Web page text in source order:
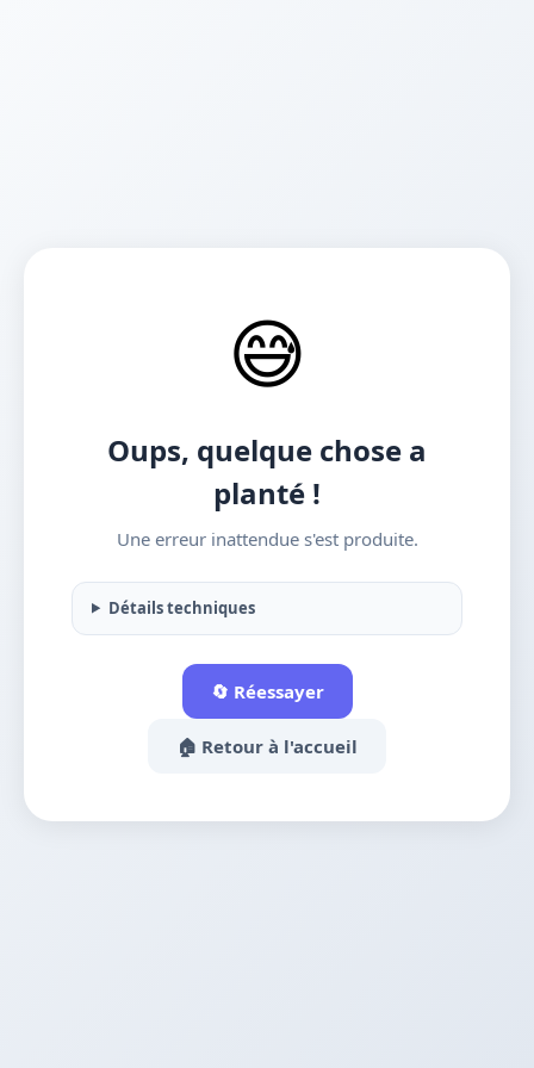
😅
Oups, quelque chose a
planté !
Une erreur inattendue s'est produite.
Détails techniques
🔄 Réessayer
🏠 Retour à l'accueil